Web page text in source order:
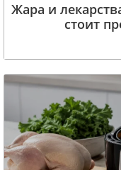
Жара и
стоит